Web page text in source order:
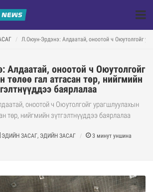
Л.Оюун-Эрдэнэ: Алдаатай, оноотой ч Оюутолгойг
Алдаатай, оноотой ч Оюутолгойг
төлөө гал атгасан төр, нийгмийн
баярлалаа
оноотой ч Оюутолгойг урагшлуулахын
төр, нийгмийн зүтгэлтнүүддээ баярлалаа
ЭДИЙН ЗАСАГ, ЭДИЙН ЗАСАГ 3 минут уншина